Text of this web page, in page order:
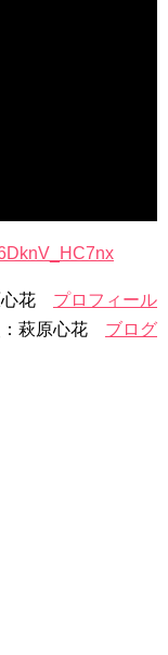
心花 プロフィール
萩原心花 ブログ